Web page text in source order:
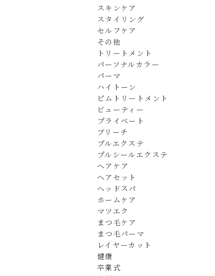
スキンケア
スタイリング
セルフケア
その他
トリートメント
パーソナルカラー
パーマ
ハイトーン
ピムトリートメント
ビューティー
プライベート
ブリーチ
プルエクステ
プルシールエクステ
ヘアケア
ヘアセット
ヘッドスパ
ホームケア
マツエク
まつ毛ケア
まつ毛パーマ
レイヤーカット
健康
卒業式